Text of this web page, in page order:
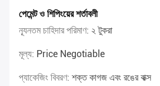
পেমেন্ট ও শিপিংয়ের শর্তাবলী
ন্যূনতম চাহিদার পরিমাণ: ২ টুকরা
মূল্য: Price Negotiable
প্যাকেজিং বিবরণ: শক্ত কাগজ এবং রঙের বাক্স